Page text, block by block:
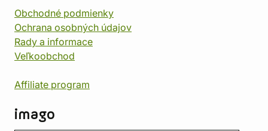
Obchodné podmienky
Ochrana osobných údajov
Rady a informace
Veľkoobchod
Affiliate program
imago